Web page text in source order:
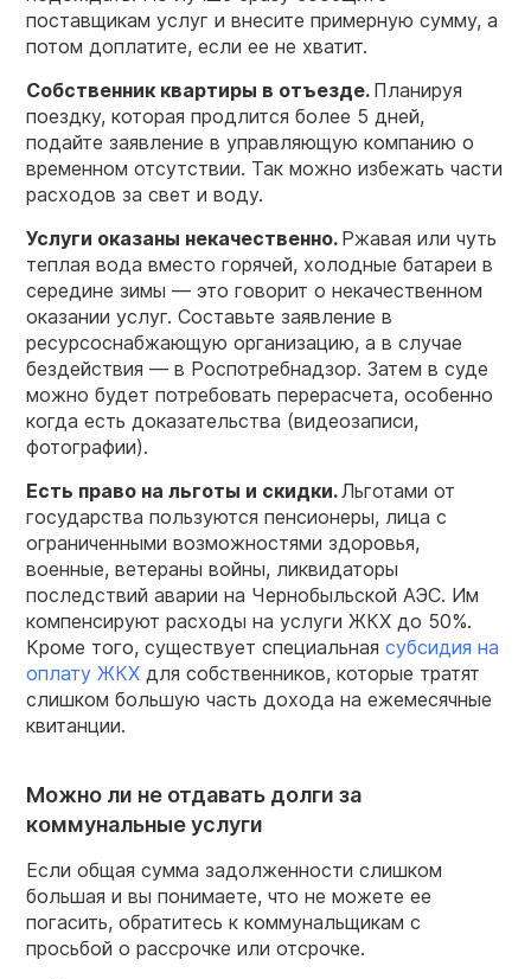
поставщикам услуг и внесите примерную сумму, а
потом доплатите, если ее не хватит.
Собственник квартиры в отъезде. Планируя
поездку, которая продлится более 5 дней,
подайте заявление в управляющую компанию о
временном отсутствии. Так можно избежать части
расходов за свет и воду.
Услуги оказаны некачественно. Ржавая или чуть
теплая вода вместо горячей, холодные батареи в
середине зимы — это говорит о некачественном
оказании услуг. Составьте заявление в
ресурсоснабжающую организацию, а в случае
бездействия — в Роспотребнадзор. Затем в суде
можно будет потребовать перерасчета, особенно
когда есть доказательства (видеозаписи,
фотографии).
Есть право на льготы и скидки.Льготами от
государства пользуются пенсионеры, лица с
ограниченными возможностями здоровья,
военные, ветераны войны, ликвидаторы
последствий аварии на Чернобыльской АЭС. Им
компенсируют расходы на услуги ЖКХ до 50%.
Кроме того, существует специальная субсидия на
оплату ЖКХ для собственников, которые тратят
слишком большую часть дохода на ежемесячные
квитанции.
Можно ли не отдавать долги за
коммунальные услуги
Если общая сумма задолженности слишком
большая и вы понимаете, что не можете ее
погасить, обратитесь к коммунальщикам с
просьбой о рассрочке или отсрочке.